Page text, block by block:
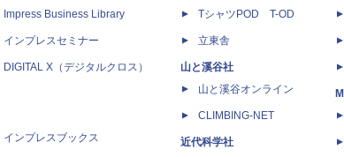
Impress Business Library
インプレスセミナー
DIGITAL X（デジタルクロス）
インプレスブックス
TシャツPOD T-OD
立東舎
山と溪谷社
山と溪谷オンライン
CLIMBING-NET
近代科学社